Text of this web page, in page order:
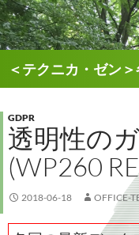
索
テ
ン
ツ
へ
ス
キ
プ
GDPR
透明性の
(WP260
2018-06-18 OFFICE-